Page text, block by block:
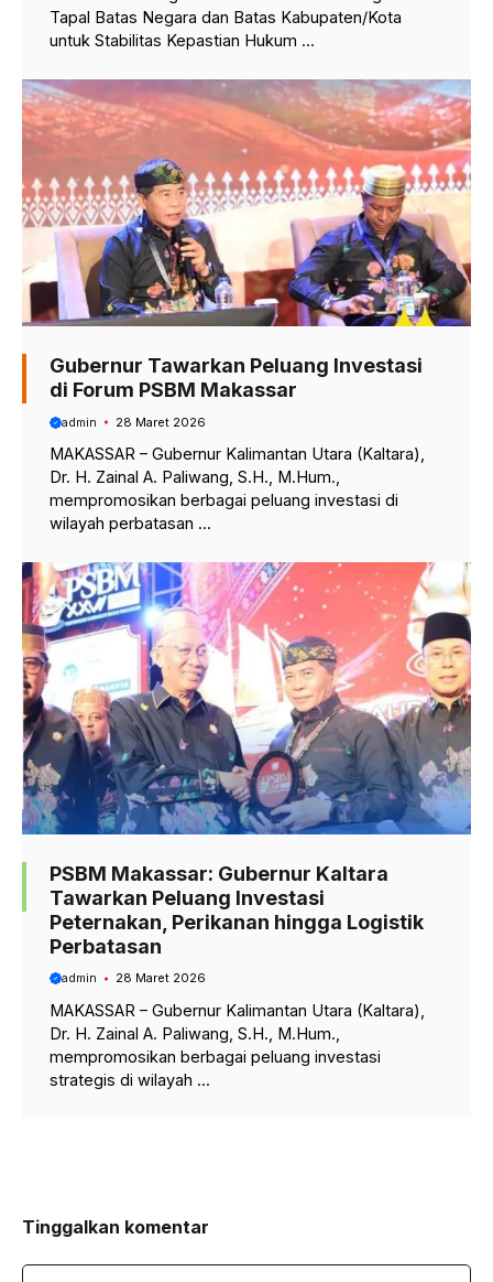
Tapal Batas Negara dan Batas Kabupaten/Kota
untuk Stabilitas Kepastian Hukum ...
Gubernur Tawarkan Peluang Investasi
di Forum PSBM Makassar
admin 28 Maret 2026
MAKASSAR – Gubernur Kalimantan Utara (Kaltara),
Dr. H. Zainal A. Paliwang, S.H., M.Hum.,
mempromosikan berbagai peluang investasi di
wilayah perbatasan ...
PSBM Makassar: Gubernur Kaltara
Tawarkan Peluang Investasi
Peternakan, Perikanan hingga Logistik
Perbatasan
admin 28 Maret 2026
MAKASSAR – Gubernur Kalimantan Utara (Kaltara),
Dr. H. Zainal A. Paliwang, S.H., M.Hum.,
mempromosikan berbagai peluang investasi
strategis di wilayah ...
Tinggalkan komentar